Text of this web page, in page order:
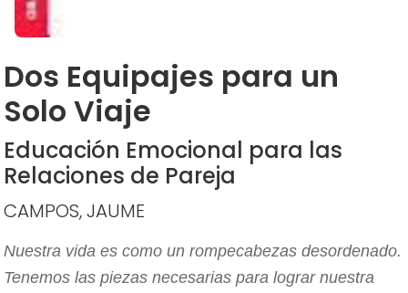
Dos Equipajes para un
Solo Viaje
Educación Emocional para las
Relaciones de Pareja
CAMPOS, JAUME
Nuestra vida es como un rompecabezas desordenado.
Tenemos las piezas necesarias para lograr nuestra